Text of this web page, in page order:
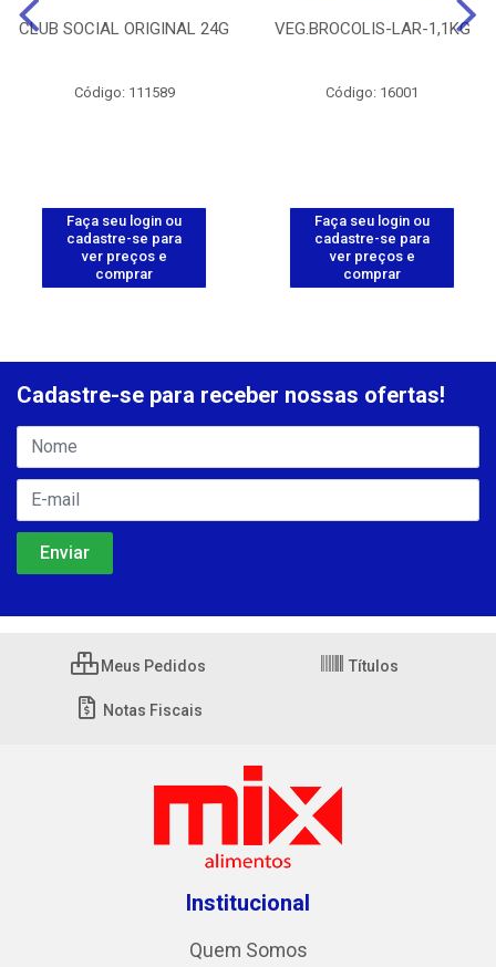
CLUB SOCIAL ORIGINAL 24G
Código: 111589
Faça seu login ou
cadastre-se para
ver preços e
comprar
VEG.BROCOLIS-LAR-1,1KG
Código: 16001
Faça seu login ou
cadastre-se para
ver preços e
comprar
Cadastre-se para receber nossas ofertas!
Meus Pedidos Títulos
Notas Fiscais
Institucional
Quem Somos